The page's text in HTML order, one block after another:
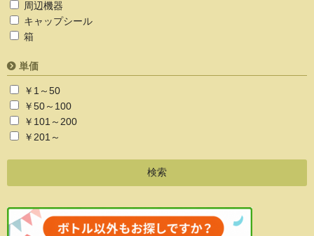
周辺機器
キャップシール
箱
単価
￥1～50
￥50～100
￥101～200
￥201～